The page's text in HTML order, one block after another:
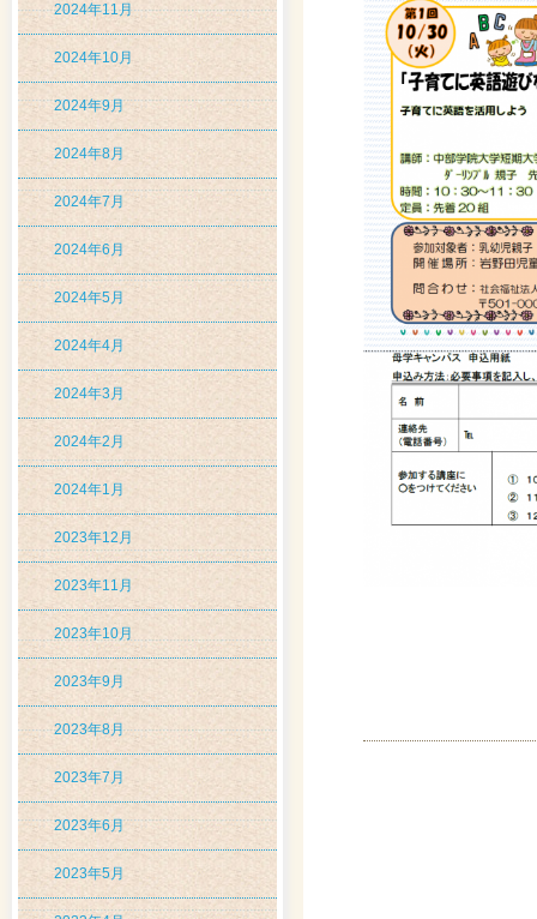
2024年11月
2024年10月
2024年9月
2024年8月
2024年7月
2024年6月
2024年5月
2024年4月
2024年3月
2024年2月
2024年1月
2023年12月
2023年11月
2023年10月
2023年9月
2023年8月
2023年7月
2023年6月
2023年5月